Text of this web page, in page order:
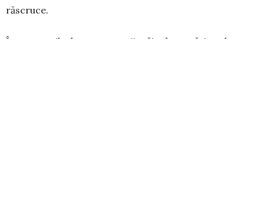
răscruce.
În aceste zile, în care cu toții trăim încercări grele,